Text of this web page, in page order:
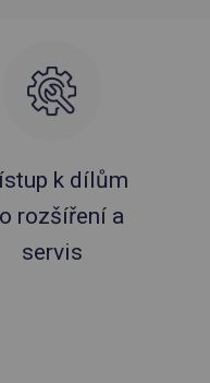
k dílům
rozšíření a
servis